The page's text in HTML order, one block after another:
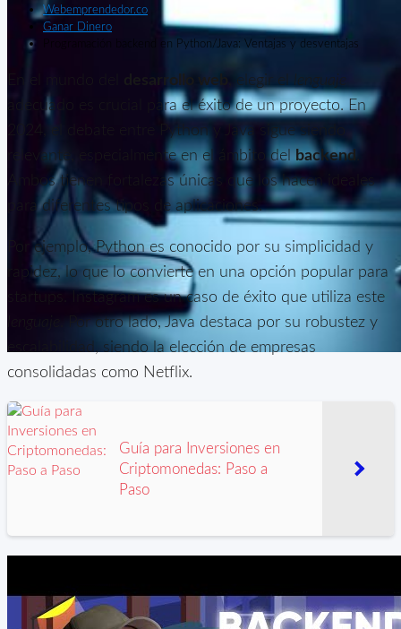
Programación backend en
Python/Java: Ventajas y desventajas
Webemprendedor.co
Ganar Dinero
Programación backend en Python/Java: Ventajas y desventajas
desarrollo web , elegir el lenguaje
adecuado es crucial para el éxito de un proyecto. En
2024, el debate entre Python y Java sigue siendo
relevante, especialmente en el ámbito del
backend
Ambos tienen fortalezas únicas que los hacen ideales
para diferentes tipos de aplicaciones.
Por ejemplo, Python es conocido por su simplicidad y
rapidez, lo que lo convierte en una opción popular para
startups. Instagram es un caso de éxito que utiliza este
. Por otro lado, Java destaca por su robustez y
escalabilidad, siendo la elección de empresas
consolidadas como Netflix.
Guía para Inversiones en
Criptomonedas: Paso a
Paso